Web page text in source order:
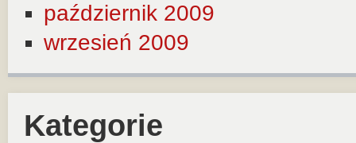
październik 2009
wrzesień 2009
Kategorie